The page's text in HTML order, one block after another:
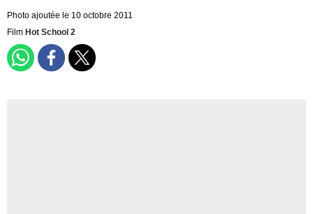
Photo ajoutée le 10 octobre 2011
Film Hot School 2